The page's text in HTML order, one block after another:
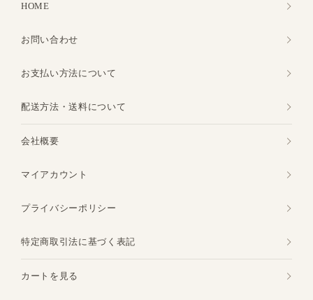
HOME
お問い合わせ
お支払い方法について
配送方法・送料について
会社概要
マイアカウント
プライバシーポリシー
特定商取引法に基づく表記
カートを見る